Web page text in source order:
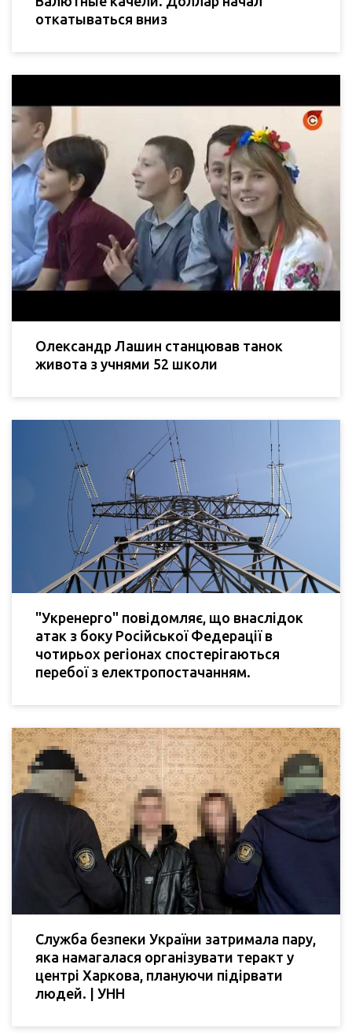
откатываться вниз
Олександр Лашин станцював танок
живота з учнями 52 школи
"Укренерго" повідомляє, що внаслідок
атак з боку Російської Федерації в
чотирьох регіонах спостерігаються
перебої з електропостачанням.
Служба безпеки України затримала пару,
яка намагалася організувати теракт у
центрі Харкова, плануючи підірвати
людей. | УНН